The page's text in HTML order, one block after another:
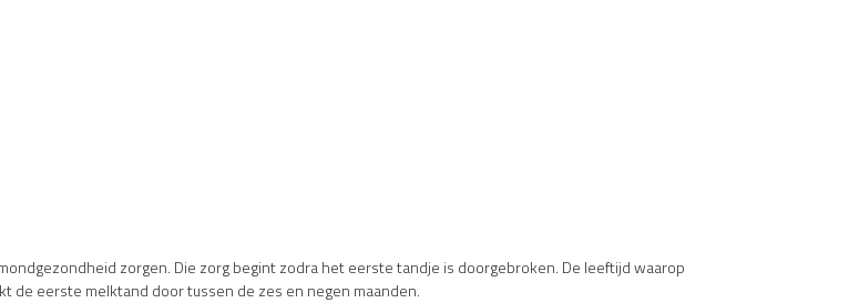
zorgen. Die zorg begint zodra het eerste tandje is doorgebroken. De leeftijd waarop
de eerste melktand door tussen de zes en negen maanden.